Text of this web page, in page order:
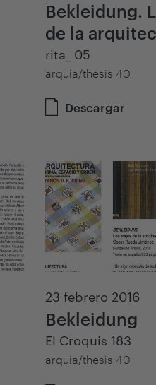
Bekleidung.
de la
rita_ 05
arquia/thesis 40
Descargar
23 febrero 2016
Bekleidung
El Croquis 183
arquia/thesis 40